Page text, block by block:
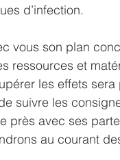
d’infection.
vous son plan
ressources et
les effets
suivre les
près avec ses
au courant